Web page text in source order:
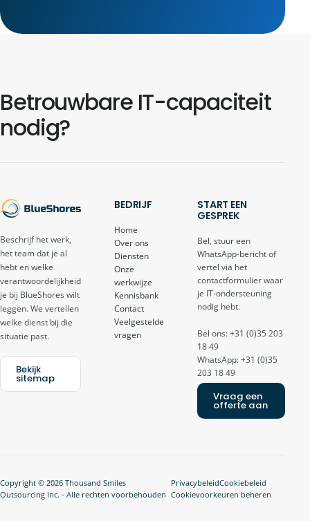
Betrouwbare IT-capaciteit
nodig?
Beschrijf het werk,
het team dat je al
hebt en welke
verantwoordelijkheid
je bij BlueShores wilt
leggen. We vertellen
welke dienst bij die
situatie past.
Bekijk
sitemap
BEDRIJF
Home
Over ons
Diensten
Onze
werkwijze
Kennisbank
Contact
Veelgestelde
vragen
START EEN
GESPREK
Bel, stuur een
WhatsApp-bericht of
vertel via het
contactformulier waar
je IT-ondersteuning
nodig hebt.
Bel ons: +31 (0)35 203
18 49
WhatsApp: +31 (0)35
203 18 49
Vraag een
offerte aan
Copyright © 2026 Thousand Smiles
Outsourcing Inc. - Alle rechten voorbehouden
PrivacybeleidCookiebeleid
Cookievoorkeuren beheren